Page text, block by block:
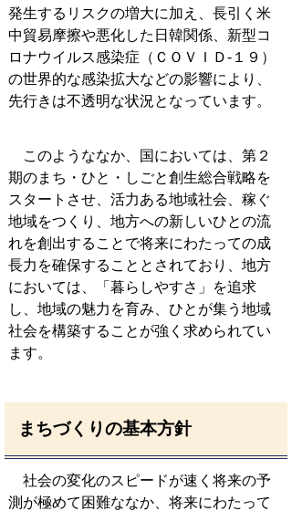
発生するリスクの増大に加え、長引く米
中貿易摩擦や悪化した日韓関係、新型コ
ロナウイルス感染症（ＣＯＶＩＤ-１９）
の世界的な感染拡大などの影響により、
先行きは不透明な状況となっています。
このようななか、国においては、第２
期のまち・ひと・しごと創生総合戦略を
スタートさせ、活力ある地域社会、稼ぐ
地域をつくり、地方への新しいひとの流
れを創出することで将来にわたっての成
長力を確保することとされており、地方
においては、「暮らしやすさ」を追求
し、地域の魅力を育み、ひとが集う地域
社会を構築することが強く求められてい
ます。
まちづくりの基本方針
社会の変化のスピードが速く将来の予
測が極めて困難ななか、将来にわたって